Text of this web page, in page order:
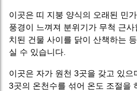
이곳은 띠 지붕 양식의 오래된 민
풍경이 느껴져 분위기가 무척 근
치된 건물 사이를 닭이 산책하는
실 수 있습니다.
이곳은 자가 원천 3곳을 갖고 있으
3곳의 온천수를 섞어 온도 조절을